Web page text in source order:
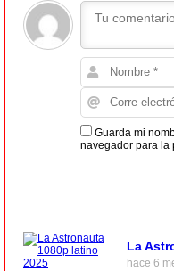
Guarda mi
navegador para la
La
hace 6